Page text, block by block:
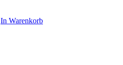
In Warenkorb